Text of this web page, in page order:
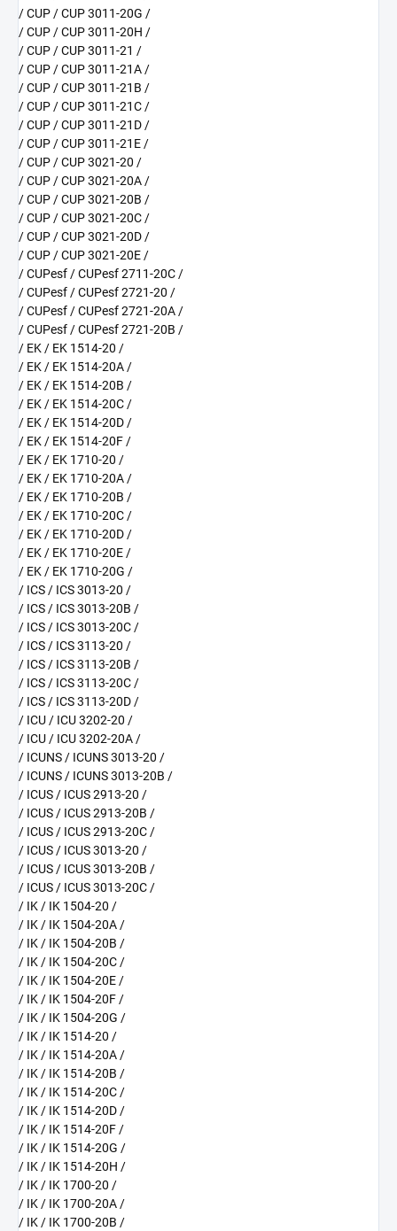
/ CUP / CUP 3011-20G /
/ CUP / CUP 3011-20H /
/ CUP / CUP 3011-21 /
/ CUP / CUP 3011-21A /
/ CUP / CUP 3011-21B /
/ CUP / CUP 3011-21C /
/ CUP / CUP 3011-21D /
/ CUP / CUP 3011-21E /
/ CUP / CUP 3021-20 /
/ CUP / CUP 3021-20A /
/ CUP / CUP 3021-20B /
/ CUP / CUP 3021-20C /
/ CUP / CUP 3021-20D /
/ CUP / CUP 3021-20E /
/ CUPesf / CUPesf 2711-20C /
/ CUPesf / CUPesf 2721-20 /
/ CUPesf / CUPesf 2721-20A /
/ CUPesf / CUPesf 2721-20B /
/ EK / EK 1514-20 /
/ EK / EK 1514-20A /
/ EK / EK 1514-20B /
/ EK / EK 1514-20C /
/ EK / EK 1514-20D /
/ EK / EK 1514-20F /
/ EK / EK 1710-20 /
/ EK / EK 1710-20A /
/ EK / EK 1710-20B /
/ EK / EK 1710-20C /
/ EK / EK 1710-20D /
/ EK / EK 1710-20E /
/ EK / EK 1710-20G /
/ ICS / ICS 3013-20 /
/ ICS / ICS 3013-20B /
/ ICS / ICS 3013-20C /
/ ICS / ICS 3113-20 /
/ ICS / ICS 3113-20B /
/ ICS / ICS 3113-20C /
/ ICS / ICS 3113-20D /
/ ICU / ICU 3202-20 /
/ ICU / ICU 3202-20A /
/ ICUNS / ICUNS 3013-20 /
/ ICUNS / ICUNS 3013-20B /
/ ICUS / ICUS 2913-20 /
/ ICUS / ICUS 2913-20B /
/ ICUS / ICUS 2913-20C /
/ ICUS / ICUS 3013-20 /
/ ICUS / ICUS 3013-20B /
/ ICUS / ICUS 3013-20C /
/ IK / IK 1504-20 /
/ IK / IK 1504-20A /
/ IK / IK 1504-20B /
/ IK / IK 1504-20C /
/ IK / IK 1504-20E /
/ IK / IK 1504-20F /
/ IK / IK 1504-20G /
/ IK / IK 1514-20 /
/ IK / IK 1514-20A /
/ IK / IK 1514-20B /
/ IK / IK 1514-20C /
/ IK / IK 1514-20D /
/ IK / IK 1514-20F /
/ IK / IK 1514-20G /
/ IK / IK 1514-20H /
/ IK / IK 1700-20 /
/ IK / IK 1700-20A /
/ IK / IK 1700-20B /